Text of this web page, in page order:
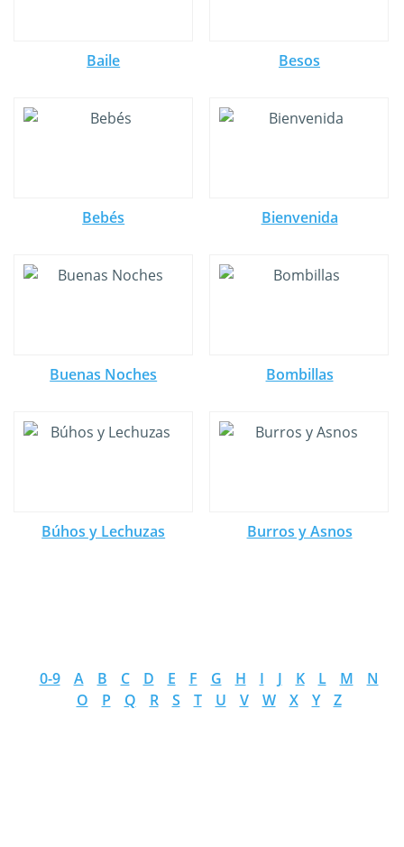
Baile Besos
Bebés Bienvenida
Buenas Noches Bombillas
Búhos y Lechuzas Burros y Asnos
0-9 A B C D E F G H I J K L M
N
O
P Q R S T U V W X Y Z